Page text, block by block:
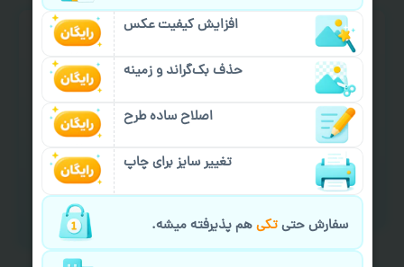
سفارش گیری آنلاین
امکان سفارش از طریق چت و
سایت با پشتیبانی آنلاین
چاپ عمده و فوری
برای درخواست خدمات چاپ
عمده و فوری با ما تماس
تماس با ما)
افزایش کیفیت عکس
حذف بک‌گراند و زمینه
اصلاح ساده طرح
تغییر سایز برای چاپ
سفارش حتیتکیهم پذیرفته میشه.